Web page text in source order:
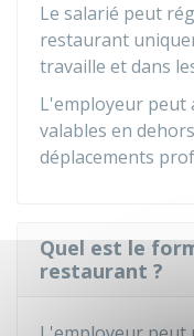
Le salarié peut
restaurant
travaille et dans
L'employeur peut
valables en
déplacements
Quel est le
restaurant ?